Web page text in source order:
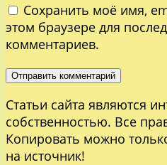
Сохранить моё имя,
этом браузере для
комментариев.
Статьи сайта являются
собственностью. Все
Копировать можно
на источник!